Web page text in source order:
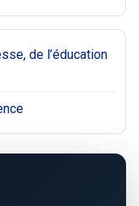
de l’éducation